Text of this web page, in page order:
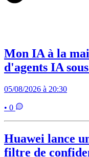
Mon IA à la
d'agents IA
05/08/2026 à 20:30
• 0
Huawei lance
filtre de